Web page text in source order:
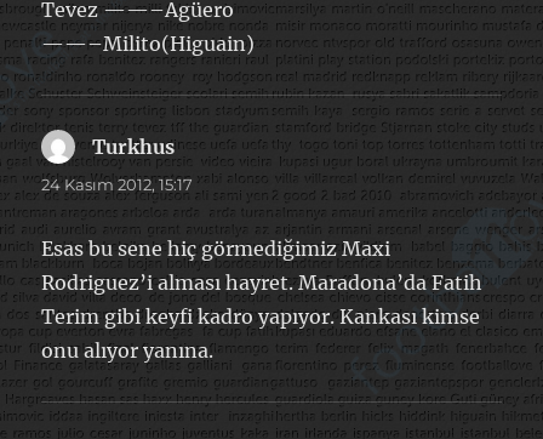
Tevez ——–Agüero
——–Milito(Higuain)
Turkhusdedi
ki:
24 Kasım 2012, 15:17
Esas bu sene hiç görmediğimiz Maxi
Rodriguez’i alması hayret. Maradona’da Fatih
Terim gibi keyfi kadro yapıyor. Kankası kimse
onu alıyor yanına.